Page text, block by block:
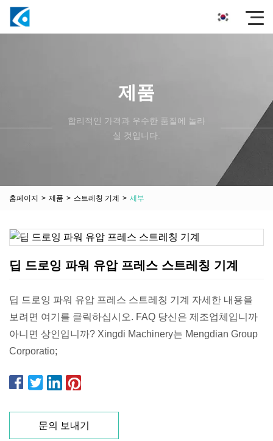
제품
합리적인 가격과 우수한 품질에 놀라
실 것입니다.
홈페이지 > 제품 > 스트레칭 기계 > 세부
딥 드로잉 파워 유압 프레스 스트레칭 기계
딥 드로잉 파워 유압 프레스 스트레칭 기계 자세한 내용을
보려면 여기를 클릭하십시오. FAQ 당신은 제조업체입니까
아니면 상인입니까? Xingdi Machinery는 Mengdian Group
Corporatio;
문의 보내기